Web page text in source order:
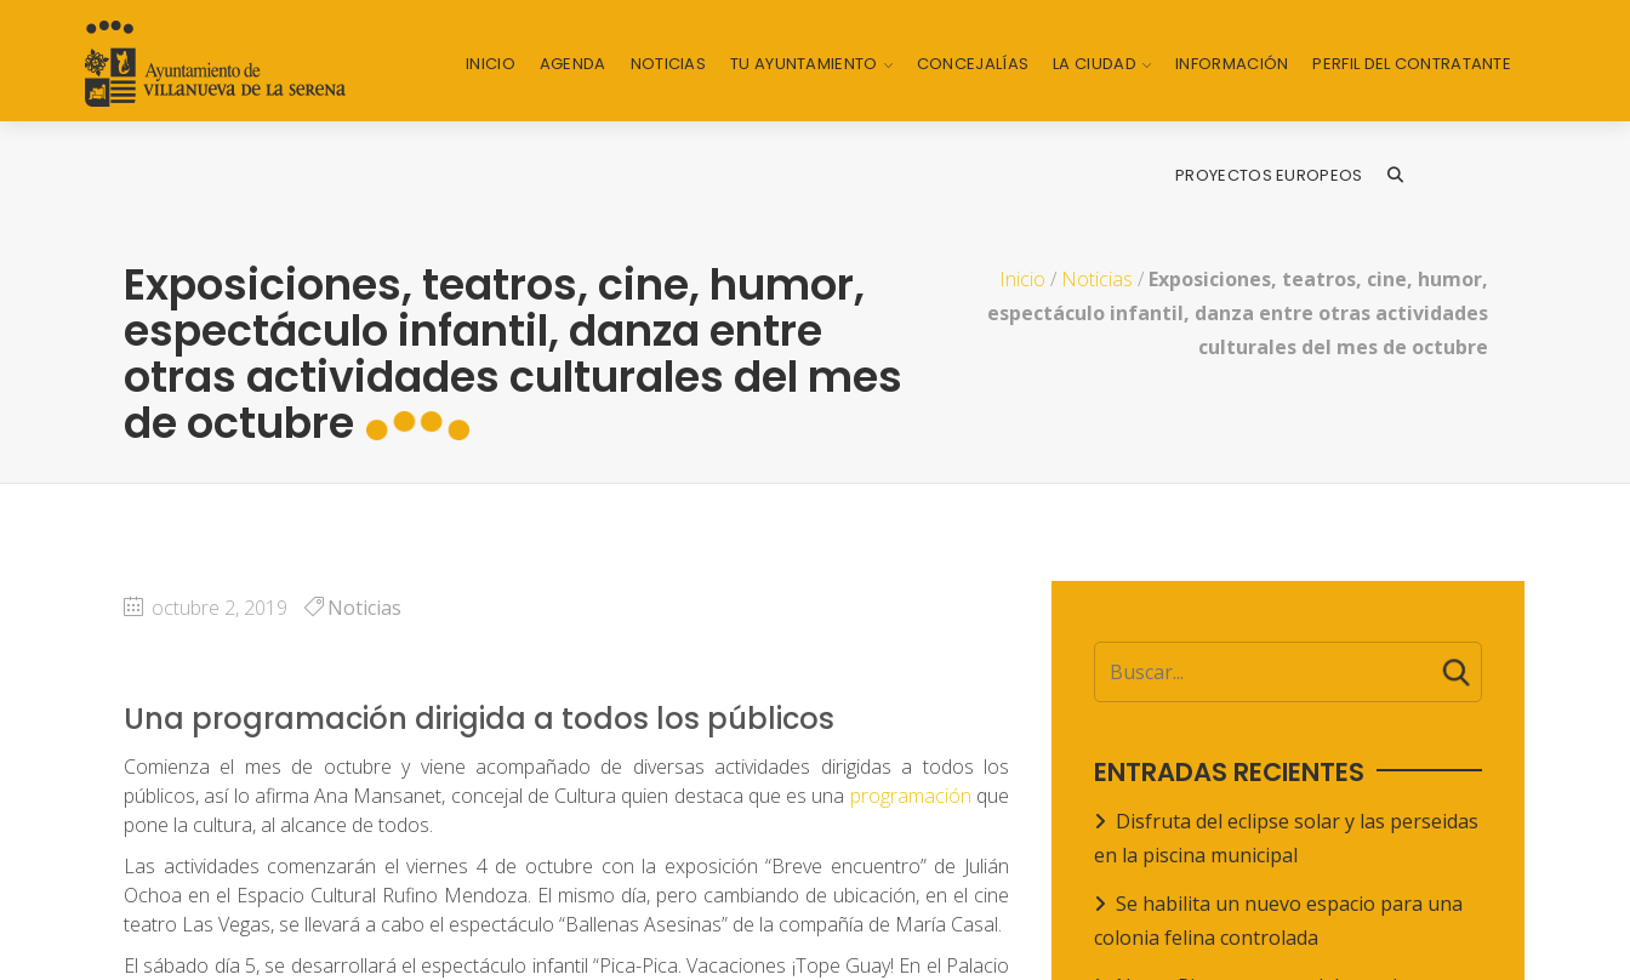
INICIO AGENDA NOTICIAS TU AYUNTAMIENTO CONCEJALÍAS LA CIUDAD INFORMACIÓN PERFIL DEL CONTRATANTE
PROYECTOS EUROPEOS
Exposiciones, teatros, cine, humor,
espectáculo infantil, danza entre
otras actividades culturales del mes
de octubre
Inicio / Noticias / Exposiciones, teatros, cine, humor,
espectáculo infantil, danza entre otras actividades
culturales del mes de octubre
octubre 2, 2019 Noticias
Una programación dirigida a todos los públicos
Comienza el mes de octubre y viene acompañado de diversas actividades dirigidas a todos los
públicos, así lo afirma Ana Mansanet, concejal de Cultura quien destaca que es una programación que
pone la cultura, al alcance de todos.
Las actividades comenzarán el viernes 4 de octubre con la exposición “Breve encuentro” de Julián
Ochoa en el Espacio Cultural Rufino Mendoza. El mismo día, pero cambiando de ubicación, en el cine
teatro Las Vegas, se llevará a cabo el espectáculo “Ballenas Asesinas” de la compañía de María Casal.
El sábado día 5, se desarrollará el espectáculo infantil “Pica-Pica. Vacaciones ¡Tope Guay! En el Palacio
ENTRADAS RECIENTES
Disfruta del eclipse solar y las perseidas
en la piscina municipal
Se habilita un nuevo espacio para una
colonia felina controlada